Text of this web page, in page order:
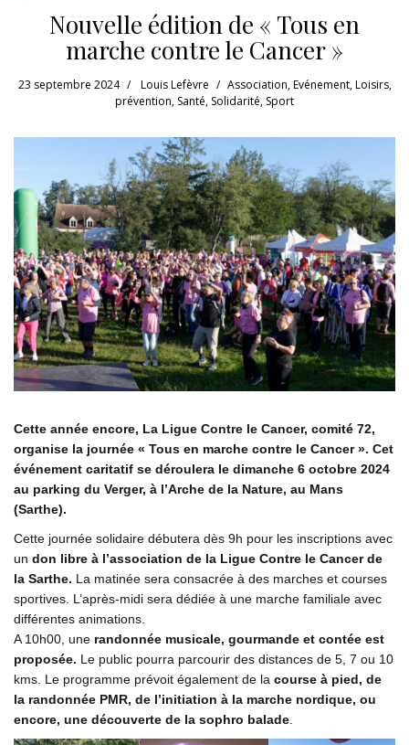
Nouvelle édition de « Tous en
marche contre le Cancer »
23 septembre 2024 Louis Lefèvre Association,Evénement,Loisirs,
prévention, Santé, Solidarité, Sport
Cette année encore, La Ligue Contre le Cancer, comité 72,
organise la journée « Tous en marche contre le Cancer ». Cet
événement caritatif se déroulera le dimanche 6 octobre 2024
au parking du Verger, à l’Arche de la Nature, au Mans
(Sarthe).
Cette journée solidaire débutera dès 9h pour les inscriptions avec
un don libre à l’association de la Ligue Contre le Cancer de
la Sarthe. La matinée sera consacrée à des marches et courses
sportives. L’après-midi sera dédiée à une marche familiale avec
différentes animations.
A 10h00, une randonnée musicale, gourmande et contée est
proposée. Le public pourra parcourir des distances de 5, 7 ou 10
kms. Le programme prévoit également de la course à pied, de
la randonnée PMR, de l’initiation à la marche nordique, ou
encore, une découverte de la sophro balade.